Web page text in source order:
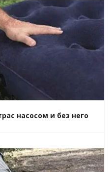
насосом и без него